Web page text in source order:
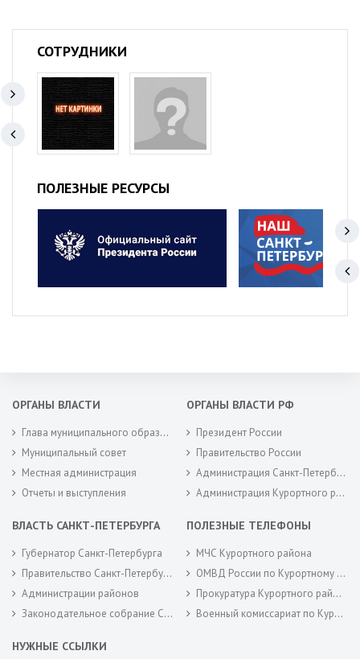
СОТРУДНИКИ
ПОЛЕЗНЫЕ РЕСУРСЫ
ОРГАНЫ ВЛАСТИ
Глава муниципального образования
Муниципальный совет
Местная администрация
Отчеты и выступления
ОРГАНЫ ВЛАСТИ РФ
Президент России
Правительство России
Администрация Санкт-Петербурга
Администрация Курортного района Санкт-Петербурга
ВЛАСТЬ САНКТ-ПЕТЕРБУРГА
Губернатор Санкт-Петербурга
Правительство Санкт-Петербурга
Администрации районов
Законодательное собрание Санкт-Петербурга
ПОЛЕЗНЫЕ ТЕЛЕФОНЫ
МЧС Курортного района
ОМВД России по Курортному району
Прокуратура Курортного района
Военный комиссариат по Курортному районам города Санкт-Петербурга
НУЖНЫЕ ССЫЛКИ